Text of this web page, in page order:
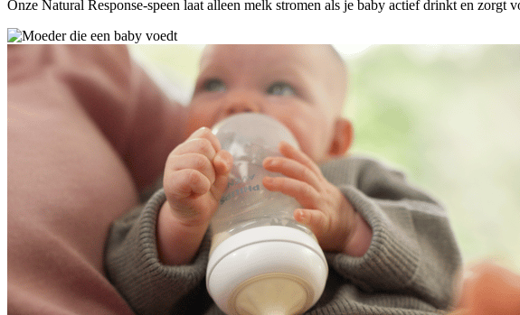
Onze Natural Response-speen laat alleen melk stromen als je baby actief drinkt en zorgt